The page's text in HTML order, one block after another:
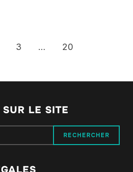
3 … 20
SUR LE SITE